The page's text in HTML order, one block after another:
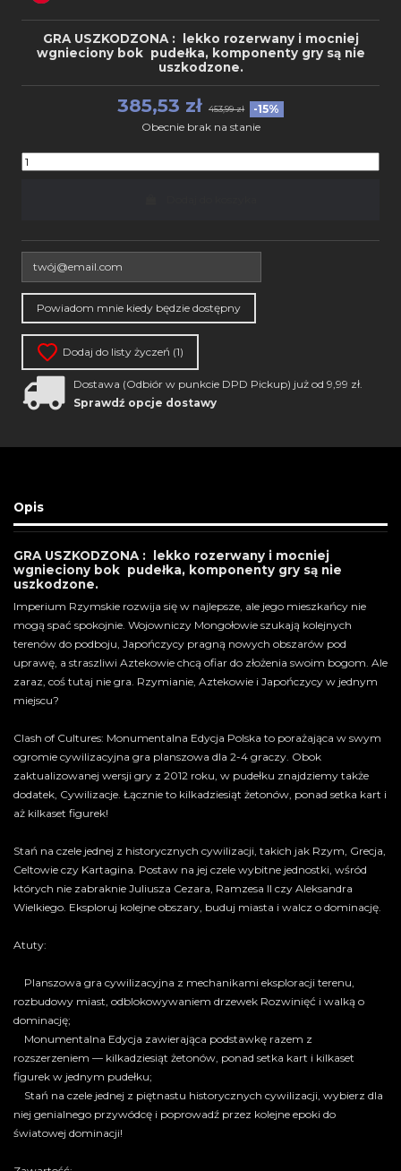
GRA USZKODZONA : lekko rozerwany i mocniej
wgnieciony bok pudełka, komponenty gry są nie
uszkodzone.
385,53 zł 453,99 zł
-15%
Obecnie brak na stanie
Dodaj do listy życzeń (1)
Dostawa (Odbiór w punkcie DPD Pickup) już od 9,99 zł.
Sprawdź opcje dostawy
Opis
GRA USZKODZONA : lekko rozerwany i mocniej
wgnieciony bok pudełka, komponenty gry są nie
uszkodzone.
Imperium Rzymskie rozwija się w najlepsze, ale jego mieszkańcy nie
mogą spać spokojnie. Wojowniczy Mongołowie szukają kolejnych
terenów do podboju, Japończycy pragną nowych obszarów pod
uprawę, a straszliwi Aztekowie chcą ofiar do złożenia swoim bogom. Ale
zaraz, coś tutaj nie gra. Rzymianie, Aztekowie i Japończycy w jednym
miejscu?
Clash of Cultures: Monumentalna Edycja Polska to porażająca w swym
ogromie cywilizacyjna gra planszowa dla 2-4 graczy. Obok
zaktualizowanej wersji gry z 2012 roku, w pudełku znajdziemy także
dodatek, Cywilizacje. Łącznie to kilkadziesiąt żetonów, ponad setka kart i
aż kilkaset figurek!
Stań na czele jednej z historycznych cywilizacji, takich jak Rzym, Grecja,
Celtowie czy Kartagina. Postaw na jej czele wybitne jednostki, wśród
których nie zabraknie Juliusza Cezara, Ramzesa II czy Aleksandra
Wielkiego. Eksploruj kolejne obszary, buduj miasta i walcz o dominację.
Atuty:
Planszowa gra cywilizacyjna z mechanikami eksploracji terenu,
rozbudowy miast, odblokowywaniem drzewek Rozwinięć i walką o
dominację;
Monumentalna Edycja zawierająca podstawkę razem z
rozszerzeniem — kilkadziesiąt żetonów, ponad setka kart i kilkaset
figurek w jednym pudełku;
Stań na czele jednej z piętnastu historycznych cywilizacji, wybierz dla
niej genialnego przywódcę i poprowadź przez kolejne epoki do
światowej dominacji!